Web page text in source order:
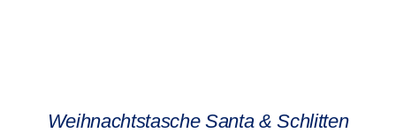
Weihnachtstasche Santa & Schlitten